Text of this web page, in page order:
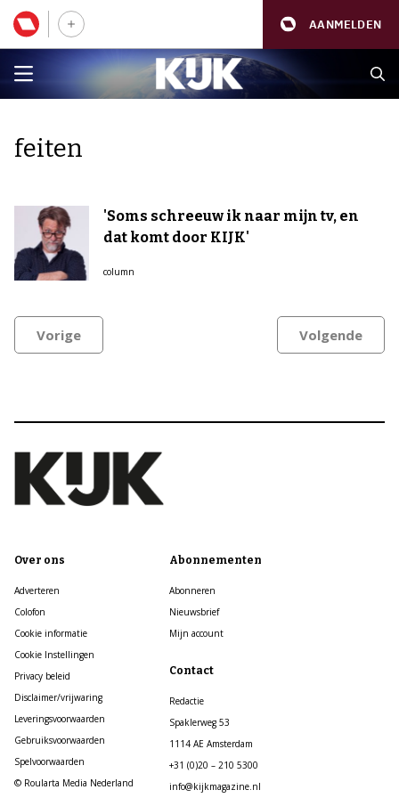
AANMELDEN
feiten
'Soms schreeuw ik naar mijn tv, en
dat komt door KIJK'
column
Vorige Volgende
Over ons
Adverteren
Colofon
Cookie informatie
Cookie Instellingen
Privacy beleid
Disclaimer/vrijwaring
Leveringsvoorwaarden
Gebruiksvoorwaarden
Spelvoorwaarden
© Roularta Media Nederland
Abonnementen
Abonneren
Nieuwsbrief
Mijn account
Contact
Redactie
Spaklerweg 53
1114 AE Amsterdam
+31 (0)20 – 210 5300
info@kijkmagazine.nl